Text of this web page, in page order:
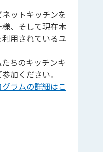
ットキッチンを
、そして現在木
用されているユ
ちのキッチンキ
加ください。
ラムの詳細はこ